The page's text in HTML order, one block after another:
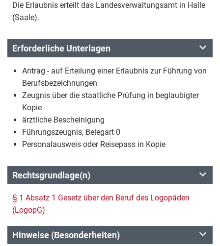
Die Erlaubnis erteilt das Landesverwaltungsamt in Halle
(Saale).
Erforderliche Unterlagen
Antrag - auf Erteilung einer Erlaubnis zur Führung von
Berufsbezeichnungen
Zeugnis über die staatliche Prüfung in beglaubigter
Kopie
ärztliche Bescheinigung
Führungszeugnis, Belegart 0
Personalausweis oder Reisepass in Kopie
Rechtsgrundlage(n)
§ 1 Absatz 1 Gesetz über den Beruf des Logopäden
(LogopG)
Hinweise (Besonderheiten)